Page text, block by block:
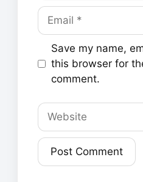
Email
Save my name,
this browser for
comment.
Website